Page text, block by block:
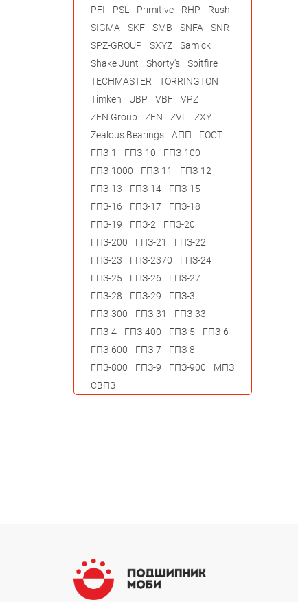
PFI
PSL Primitive RHP
Rush
SIGMA
SKF SMB SNFA
SNR
SPZ-GROUP
SXYZ
Samick
Shake Junt
Shorty's
Spitfire
TECHMASTER
TORRINGTON
Timken
UBP VBF
VPZ
ZEN Group
ZEN ZVL
ZXY
Zealous Bearings
АПП
ГОСТ
ГПЗ-1
ГПЗ-10
ГПЗ-100
ГПЗ-1000
ГПЗ-11
ГПЗ-12
ГПЗ-13
ГПЗ-14
ГПЗ-15
ГПЗ-16
ГПЗ-17
ГПЗ-18
ГПЗ-19
ГПЗ-2
ГПЗ-20
ГПЗ-200
ГПЗ-21
ГПЗ-22
ГПЗ-23
ГПЗ-2370
ГПЗ-24
ГПЗ-25
ГПЗ-26
ГПЗ-27
ГПЗ-28
ГПЗ-29
ГПЗ-3
ГПЗ-300
ГПЗ-31
ГПЗ-33
ГПЗ-4
ГПЗ-400 ГПЗ-5
ГПЗ-6
ГПЗ-600
ГПЗ-7
ГПЗ-8
ГПЗ-800
ГПЗ-9 ГПЗ-900
МПЗ
СВПЗ